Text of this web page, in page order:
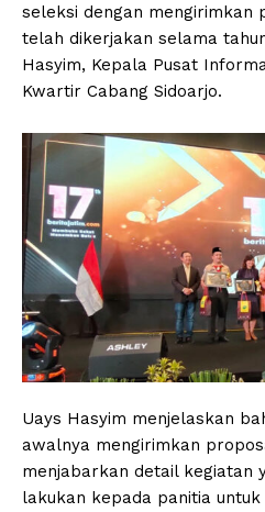
seleksi dengan mengirimkan
telah dikerjakan selama
Hasyim, Kepala Pusat
Kwartir Cabang Sidoarjo.
Uays Hasyim menjelaskan
awalnya mengirimkan
menjabarkan detail kegiatan
lakukan kepada panitia